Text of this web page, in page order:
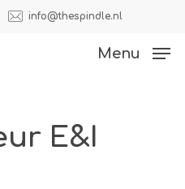
info@thespindle.nl
Menu
E&I
Close